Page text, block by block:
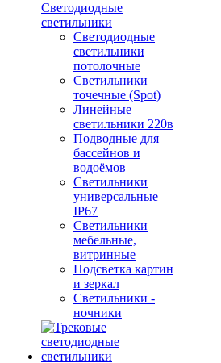
Светодиодные
светильники
Светодиодные
светильники
потолочные
Светильники
точечные (Spot)
Линейные
светильники 220в
Подводные для
бассейнов и
водоёмов
Светильники
универсальные
IP67
Светильники
мебельные,
витринные
Подсветка картин
и зеркал
Светильники -
ночники